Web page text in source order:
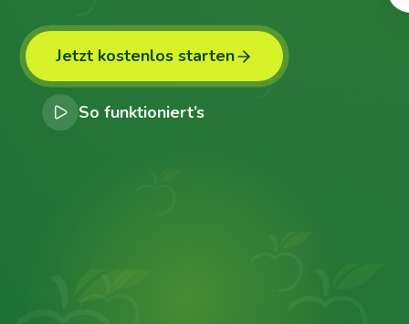
Jetzt kostenlos starten
So funktioniert’s